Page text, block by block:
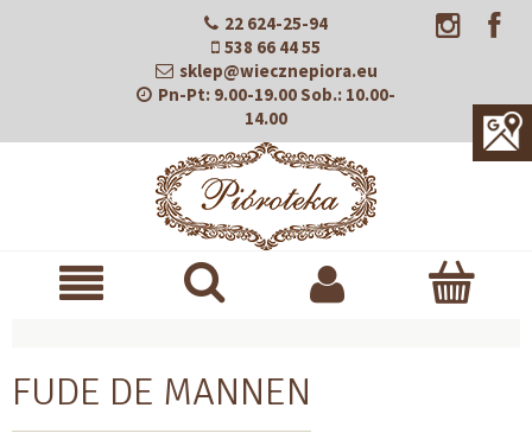
22 624-25-94
538 66 44 55
sklep@wiecznepiora.eu
Pn-Pt: 9.00-19.00Sob.: 10.00-
14.00
FUDE DE MANNEN